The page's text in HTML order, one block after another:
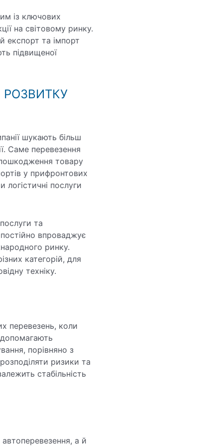
із ключових
на світовому ринку.
експорт та імпорт
підвищеної
РОЗВИТКУ
шукають більш
Саме перевезення
товару
у прифронтових
логістичні послуги
та
впроваджує
ринку.
категорій, для
техніку.
перевезень, коли
порівняно з
ризики та
стабільність
а й